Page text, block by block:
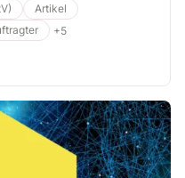
direkte Reaktion
befindlichen
Brandschutzvorschriften
Aber auch in der
müssen. Diese Bausteine
Fall enthalten.
Artikel
+5